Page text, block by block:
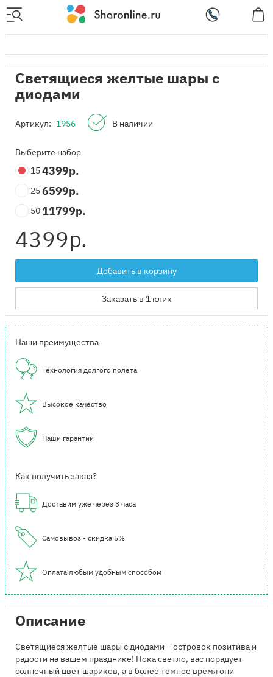
Светящиеся желтые шары с
диодами
Артикул: 1956 В наличии
Выберите набор
154399р.
256599р.
50 11799р.
4399р.
Добавить в корзину
Заказать в 1 клик
Наши преимущества
Технология долгого полета
Высокое качество
Наши гарантии
Как получить заказ?
Доставим уже через 3 часа
Самовывоз - скидка 5%
Оплата любым удобным способом
Описание
Светящиеся желтые шары с диодами – островок позитива и
радости на вашем празднике! Пока светло, вас порадует
солнечный цвет шариков, а в более темное время они